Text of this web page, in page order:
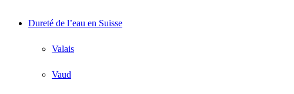
Dureté de l’eau en Suisse
Valais
Vaud